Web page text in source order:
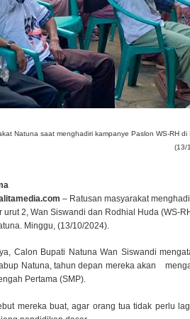
Natuna saat menghadiri kampanye Paslon WS-RH
(13/
– Ratusan masyarakat
urut 2, Wan Siswandi dan Rodhial Huda (WS-
Minggu, (13/10/2024).
Calon Bupati Natuna Wan Siswandi
Natuna, tahun depan mereka akan
Pertama (SMP).
mereka buat, agar orang tua tidak perlu